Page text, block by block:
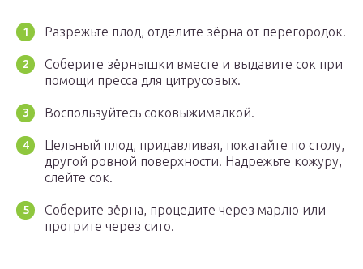
Разрежьте плод, отделите зёрна от перегородок.
Соберите зёрнышки вместе и выдавите сок при
помощи пресса для цитрусовых.
Воспользуйтесь соковыжималкой.
Цельный плод, придавливая, покатайте по столу,
другой ровной поверхности. Надрежьте кожуру,
слейте сок.
Соберите зёрна, процедите через марлю или
протрите через сито.